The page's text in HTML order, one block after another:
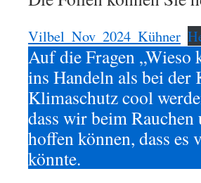
Vilbel_Nov_2024_Kühner
Auf die Fragen „Wieso
ins Handeln als bei
Klimaschutz cool
dass wir beim
hoffen können, dass
könnte.